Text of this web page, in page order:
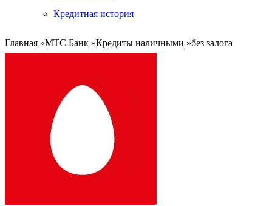
Кредитная история
Главная »МТС Банк »Кредиты наличными »без залога